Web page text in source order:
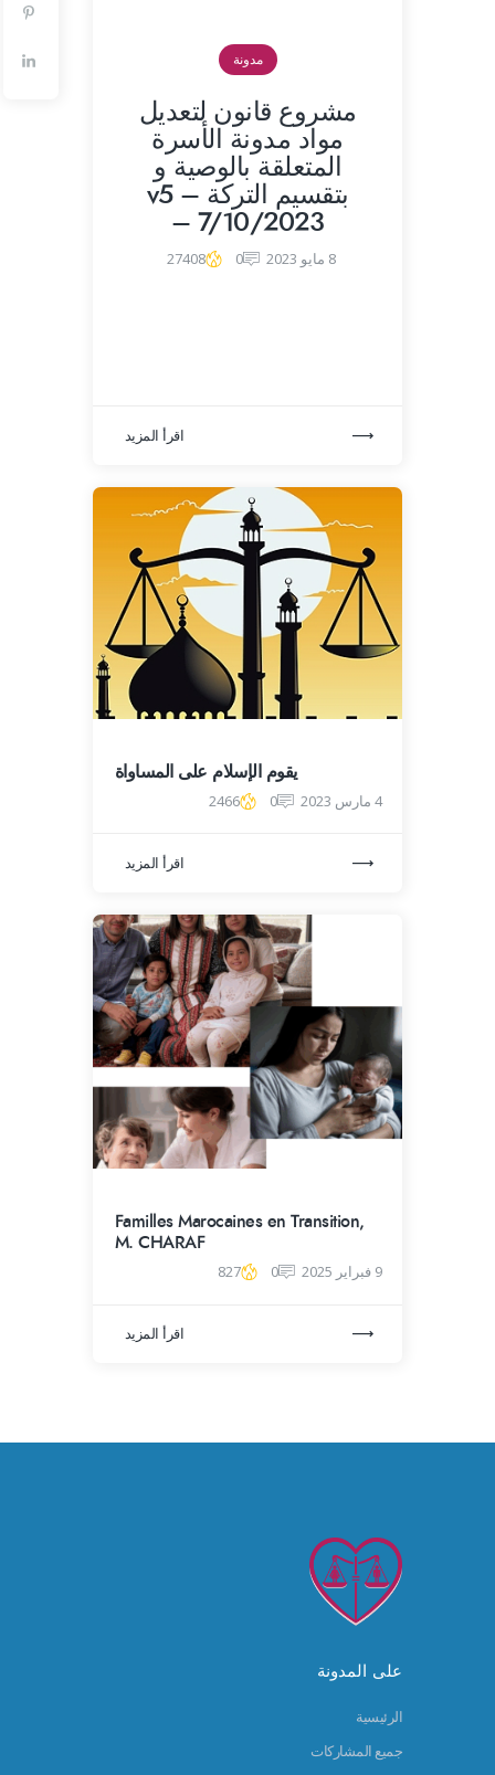
مدونة
مشروع قانون لتعديل
مواد مدونة الأسرة
المتعلقة بالوصية و
بتقسيم التركة – v5
– 7/10/2023
8 مايو 2023 0
27408
اقرأ المزيد
يقوم الإسلام على المساواة
4 مارس 2023 0
2466
اقرأ المزيد
Familles Marocaines en Transition,
M. CHARAF
9 فبراير 2025 0
827
اقرأ المزيد
على المدونة
الرئيسية
جميع المشاركات